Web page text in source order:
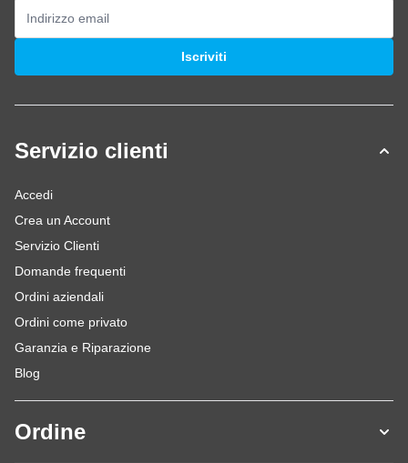
Indirizzo email
Iscriviti
Servizio clienti
Accedi
Crea un Account
Servizio Clienti
Domande frequenti
Ordini aziendali
Ordini come privato
Garanzia e Riparazione
Blog
Ordine